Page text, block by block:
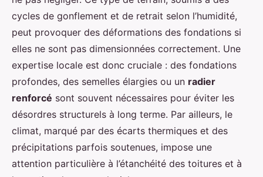
cycles de gonflement et de retrait selon l’humidité,
peut provoquer des déformations des fondations si
elles ne sont pas dimensionnées correctement. Une
expertise locale est donc cruciale : des fondations
profondes, des semelles élargies ou un radier
renforcé sont souvent nécessaires pour éviter les
désordres structurels à long terme. Par ailleurs, le
climat, marqué par des écarts thermiques et des
précipitations parfois soutenues, impose une
attention particulière à l’étanchéité des toitures et à